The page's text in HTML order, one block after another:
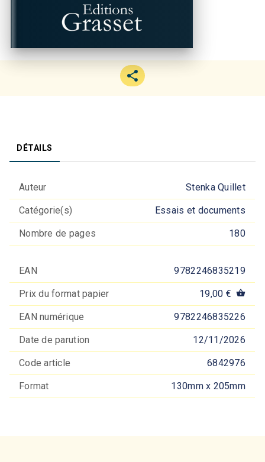
DÉTAILS
Auteur Stenka Quillet
Catégorie(s) Essais et documents
Nombre de pages 180
EAN 9782246835219
Prix du format papier 19,00 € shopping_basket
EAN numérique 9782246835226
Date de parution 12/11/2026
Code article 6842976
Format 130mm x 205mm